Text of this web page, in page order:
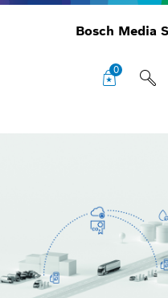
Bosch Media
0